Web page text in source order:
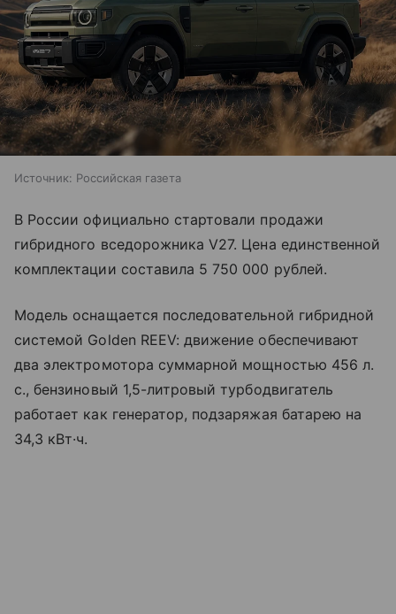
Источник: Российская газета
В России официально стартовали продажи
гибридного вседорожника V27. Цена единственной
комплектации составила 5 750 000 рублей.
Модель оснащается последовательной гибридной
системой Golden REEV: движение обеспечивают
два электромотора суммарной мощностью 456 л.
с., бензиновый 1,5-литровый турбодвигатель
работает как генератор, подзаряжая батарею на
34,3 кВт·ч.